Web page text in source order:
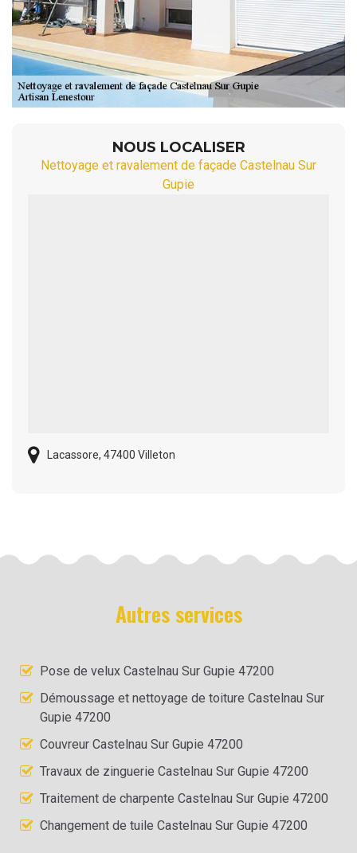
NOUS LOCALISER
Nettoyage et ravalement de façade Castelnau Sur
Gupie
Lacassore, 47400 Villeton
Autres services
Pose de velux Castelnau Sur Gupie 47200
Démoussage et nettoyage de toiture Castelnau Sur
Gupie 47200
Couvreur Castelnau Sur Gupie 47200
Travaux de zinguerie Castelnau Sur Gupie 47200
Traitement de charpente Castelnau Sur Gupie 47200
Changement de tuile Castelnau Sur Gupie 47200